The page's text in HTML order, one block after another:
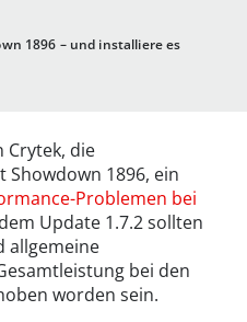
1896 – und installiere es
Crytek, die
Showdown 1896, ein
Problemen bei
Update 1.7.2 sollten
allgemeine
bei den
worden sein.